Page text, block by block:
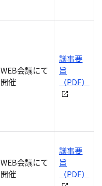
WEB会議にて
開催
議事要
旨
（PDF）
WEB会議にて
開催
議事要
旨
（PDF）